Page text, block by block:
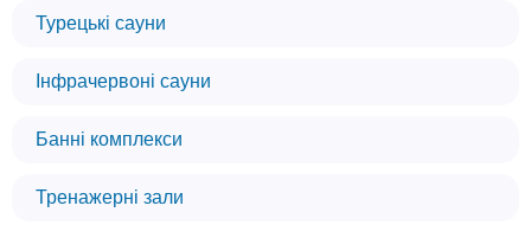
Турецькі сауни
Інфрачервоні сауни
Банні комплекси
Тренажерні зали